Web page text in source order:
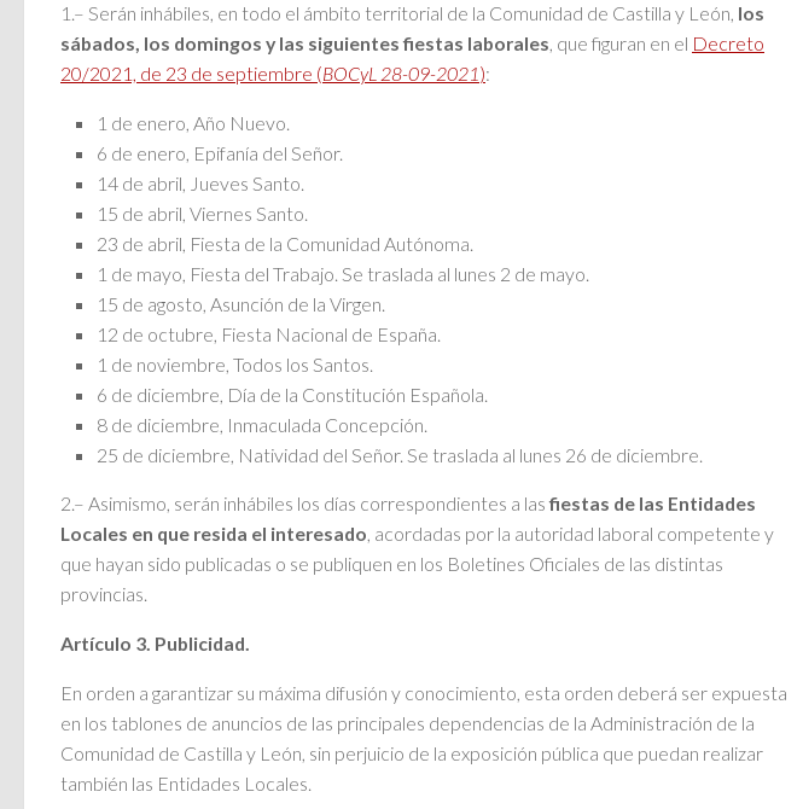
1.– Serán inhábiles, en todo el ámbito territorial de la Comunidad de Castilla y León, los
sábados, los domingos y las siguientes fiestas laborales, que figuran en el Decreto
20/2021, de 23 de septiembre (BOCyL 28-09-2021):
1 de enero, Año Nuevo.
6 de enero, Epifanía del Señor.
14 de abril, Jueves Santo.
15 de abril, Viernes Santo.
23 de abril, Fiesta de la Comunidad Autónoma.
1 de mayo, Fiesta del Trabajo. Se traslada al lunes 2 de mayo.
15 de agosto, Asunción de la Virgen.
12 de octubre, Fiesta Nacional de España.
1 de noviembre, Todos los Santos.
6 de diciembre, Día de la Constitución Española.
8 de diciembre, Inmaculada Concepción.
25 de diciembre, Natividad del Señor. Se traslada al lunes 26 de diciembre.
2.– Asimismo, serán inhábiles los días correspondientes a lasfiestas de las Entidades
Locales en que resida el interesado, acordadas por la autoridad laboral competente y
que hayan sido publicadas o se publiquen en los Boletines Oficiales de las distintas
provincias.
Artículo 3. Publicidad.
En orden a garantizar su máxima difusión y conocimiento, esta orden deberá ser expuesta
en los tablones de anuncios de las principales dependencias de la Administración de la
Comunidad de Castilla y León, sin perjuicio de la exposición pública que puedan realizar
también las Entidades Locales.